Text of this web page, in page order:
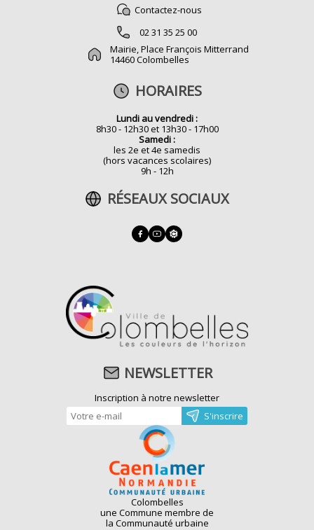
Contactez-nous
02 31 35 25 00
Mairie, Place François Mitterrand
14460 Colombelles
HORAIRES
Lundi au vendredi :
8h30 - 12h30 et 13h30 - 17h00
Samedi :
les 2e et 4e samedis
(hors vacances scolaires)
9h - 12h
RÉSEAUX SOCIAUX
NEWSLETTER
Inscription à notre newsletter
Colombelles
une Commune membre de
la Communauté urbaine